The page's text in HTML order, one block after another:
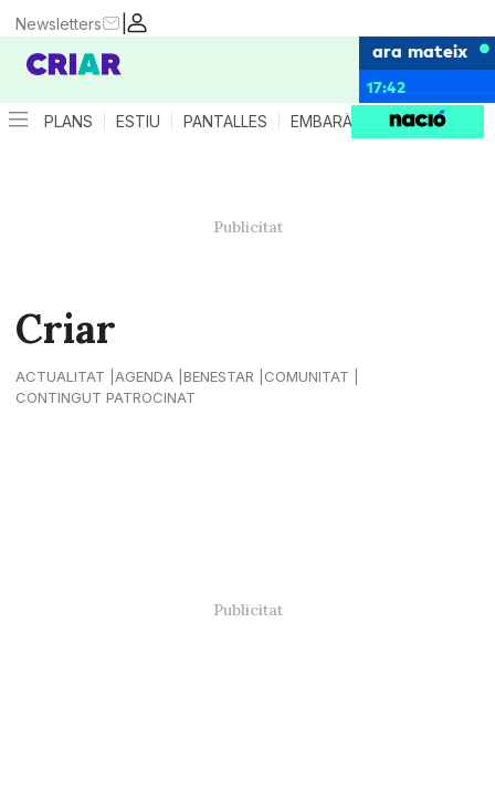
|
Newsletters
ara mateix
17:42
PLANS ESTIU PANTALLES EMBARÀS CRIANÇA
Criar
ACTUALITAT AGENDA BENESTAR
COMUNITAT
CONTINGUT PATROCINAT